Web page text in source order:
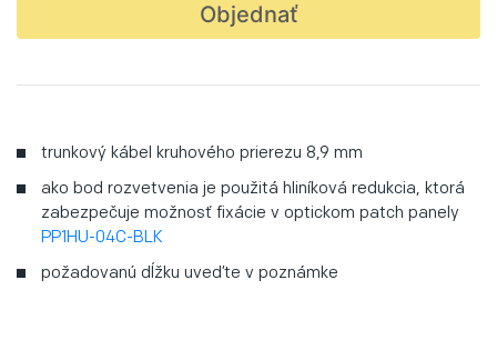
Objednať
trunkový kábel kruhového prierezu 8,9 mm
ako bod rozvetvenia je použitá hliníková redukcia, ktorá
zabezpečuje možnosť fixácie v optickom patch panely
PP1HU-04C-BLK
požadovanú dĺžku uveďte v poznámke